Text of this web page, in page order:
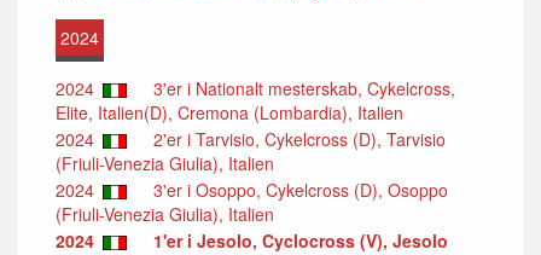
2024
2024
3'er i Nationalt mesterskab, Cykelcross,
Elite, Italien(D), Cremona (Lombardia), Italien
2024
2'er i Tarvisio, Cykelcross (D), Tarvisio
(Friuli-Venezia Giulia), Italien
2024
3'er i Osoppo, Cykelcross (D), Osoppo
(Friuli-Venezia Giulia), Italien
2024
1'er i Jesolo, Cyclocross (V), Jesolo